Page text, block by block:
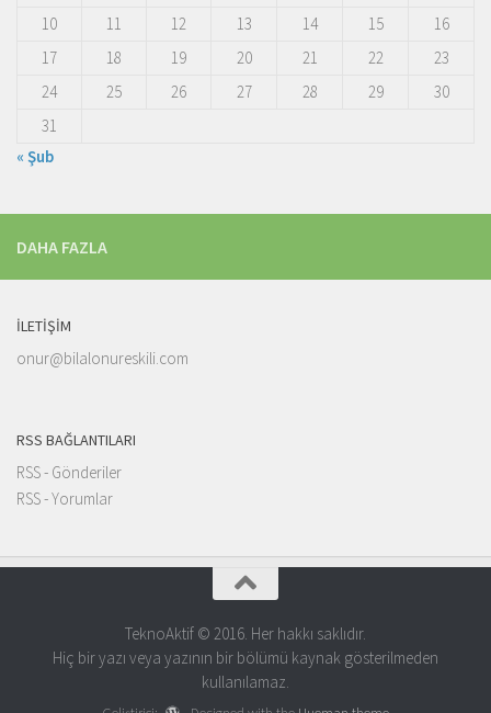
10
11 12 13 14 15
16
17
18 19 20 21 22
23
24
25 26 27 28 29
30
31
« Şub
DAHA FAZLA
İLETIŞIM
onur@bilalonureskili.com
RSS BAĞLANTILARI
RSS - Gönderiler
RSS - Yorumlar
TeknoAktif © 2016. Her hakkı saklıdır.
Hiç bir yazı veya yazının bir bölümü kaynak gösterilmeden
kullanılamaz.